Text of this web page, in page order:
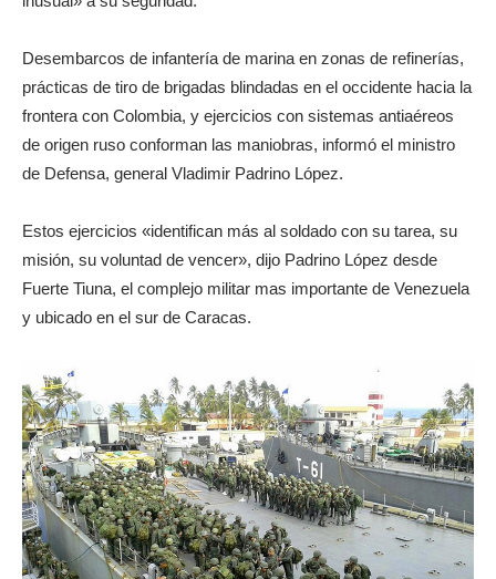
Desembarcos de infantería de marina en zonas de refinerías,
prácticas de tiro de brigadas blindadas en el occidente hacia la
frontera con Colombia, y ejercicios con sistemas antiaéreos
de origen ruso conforman las maniobras, informó el ministro
de Defensa, general Vladimir Padrino López.
Estos ejercicios «identifican más al soldado con su tarea, su
misión, su voluntad de vencer», dijo Padrino López desde
Fuerte Tiuna, el complejo militar mas importante de Venezuela
y ubicado en el sur de Caracas.